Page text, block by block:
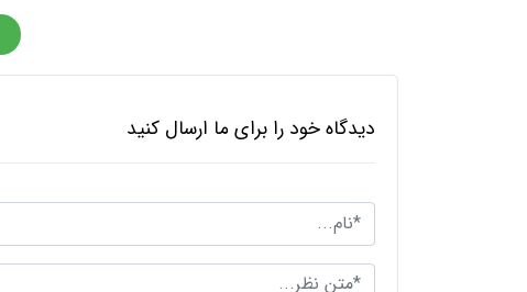
دیدگاه خود را برای ما ارسال کنید